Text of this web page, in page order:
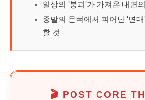
일상의 '붕괴'가 가져온 내면
종말의 문턱에서 피어난 '연
할 것
🎬 POST CORE